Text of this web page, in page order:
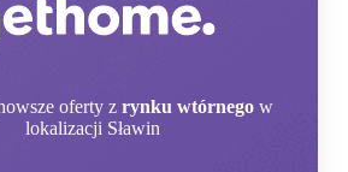
oferty z rynku wtórnego w
lokalizacji Sławin